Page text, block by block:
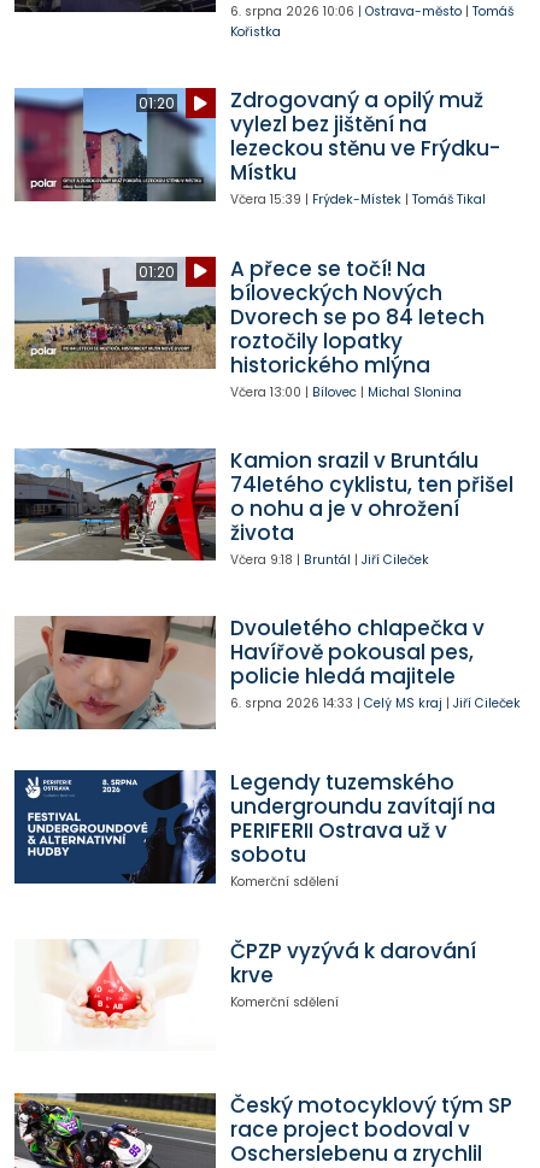
6. srpna 2026 10:06 | Ostrava-město| Tomáš
Kořistka
01:20
Zdrogovaný a opilý muž
vylezl bez jištění na
lezeckou stěnu ve Frýdku-
Místku
Včera 15:39 | Frýdek-Místek| Tomáš Tikal
01:20
A přece se točí! Na
bíloveckých Nových
Dvorech se po 84 letech
roztočily lopatky
historického mlýna
Včera 13:00 | Bílovec| Michal Slonina
Kamion srazil v Bruntálu
74letého cyklistu, ten přišel
o nohu a je v ohrožení
života
Včera 9:18 | Bruntál | Jiří Cileček
Dvouletého chlapečka v
Havířově pokousal pes,
policie hledá majitele
6. srpna 2026 14:33 | Celý MS kraj | Jiří Cileček
Legendy tuzemského
undergroundu zavítají na
PERIFERII Ostrava už v
sobotu
Komerční sdělení
ČPZP vyzývá k darování
krve
Komerční sdělení
Český motocyklový tým SP
race project bodoval v
Oscherslebenu a zrychlil